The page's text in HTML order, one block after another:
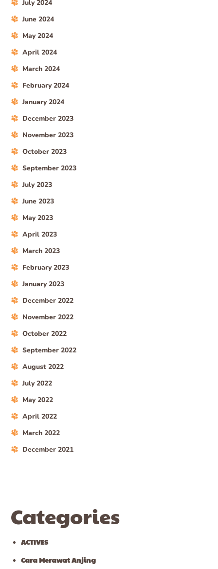
July 2024
June 2024
May 2024
April 2024
March 2024
February 2024
January 2024
December 2023
November 2023
October 2023
September 2023
July 2023
June 2023
May 2023
April 2023
March 2023
February 2023
January 2023
December 2022
November 2022
October 2022
September 2022
August 2022
July 2022
May 2022
April 2022
March 2022
December 2021
Categories
ACTIVES
Cara Merawat Anjing